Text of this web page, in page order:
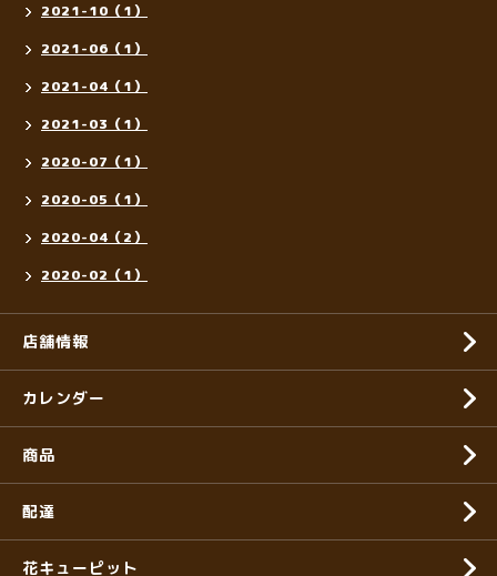
2021-10（1）
2021-06（1）
2021-04（1）
2021-03（1）
2020-07（1）
2020-05（1）
2020-04（2）
2020-02（1）
店舗情報
カレンダー
商品
配達
花キューピット